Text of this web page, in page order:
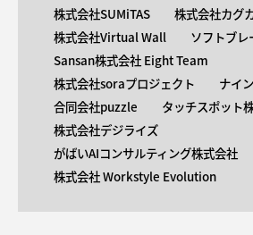
株式会社SUMiTAS
株式会社カグ
株式会社Virtual Wall
ソフトブレ
Sansan株式会社 Eight Team
株式会社soraプロジェクト
ナイ
合同会社puzzle
タッチスポット
株式会社デジライズ
がばいAIコンサルティング株式会社
株式会社 Workstyle Evolution